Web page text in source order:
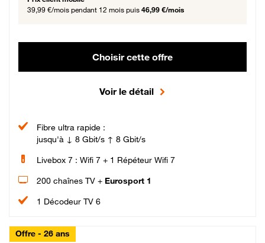
39,99 €/mois pendant 12 mois puis 46,99 €/mois
Choisir cette offre
Voir le détail
Fibre ultra rapide :
jusqu'à ↓ 8 Gbit/s ↑ 8 Gbit/s
Livebox 7 : Wifi 7 + 1 Répéteur Wifi 7
200 chaînes TV + Eurosport 1
1 Décodeur TV 6
Offre - 26 ans